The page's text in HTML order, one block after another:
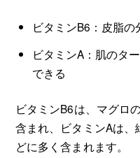
ビタミンB6：皮脂
ビタミンA：肌のタ
できる
ビタミンB6は、マグロ
含まれ、ビタミンAは
どに多く含まれます。